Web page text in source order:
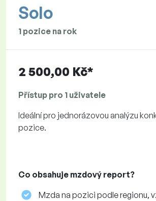
Solo
1 pozice na rok
2 500,00 Kč*
Přístup pro 1 uživatele
Ideální pro jednorázovou analýzu
pozice.
Co obsahuje mzdový report?
Mzda na pozici podle regionu,